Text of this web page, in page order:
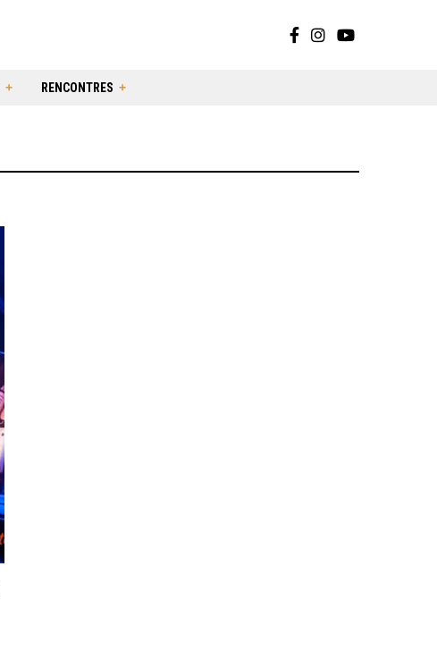
RENCONTRES